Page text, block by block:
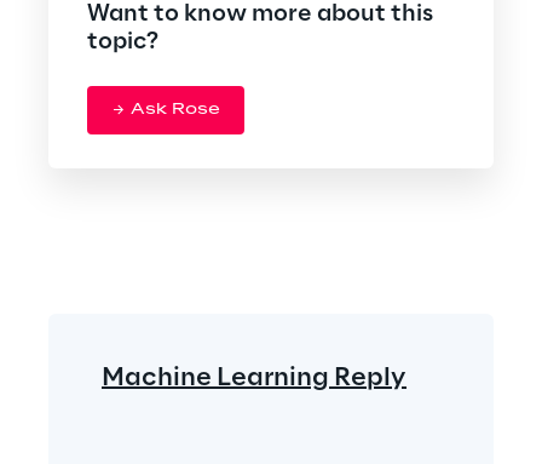
Want to know more about this
topic?
Ask Rose
Machine Learning Reply